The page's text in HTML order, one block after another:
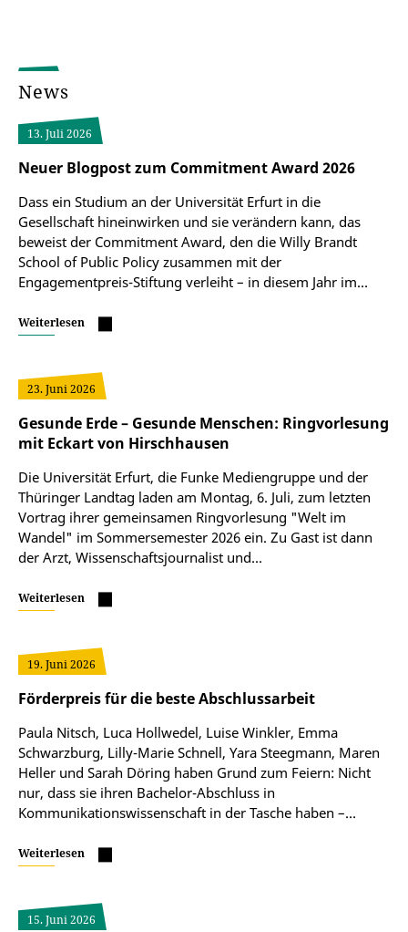
News
13. Juli 2026
Neuer Blogpost zum Commitment Award 2026
Dass ein Studium an der Universität Erfurt in die
Gesellschaft hineinwirken und sie verändern kann, das
beweist der Commitment Award, den die Willy Brandt
School of Public Policy zusammen mit der
Engagementpreis-Stiftung verleiht – in diesem Jahr im…
Weiterlesen
23. Juni 2026
Gesunde Erde – Gesunde Menschen: Ringvorlesung
mit Eckart von Hirschhausen
Die Universität Erfurt, die Funke Mediengruppe und der
Thüringer Landtag laden am Montag, 6. Juli, zum letzten
Vortrag ihrer gemeinsamen Ringvorlesung "Welt im
Wandel" im Sommersemester 2026 ein. Zu Gast ist dann
der Arzt, Wissenschaftsjournalist und…
Weiterlesen
19. Juni 2026
Förderpreis für die beste Abschlussarbeit
Paula Nitsch, Luca Hollwedel, Luise Winkler, Emma
Schwarzburg, Lilly-Marie Schnell, Yara Steegmann, Maren
Heller und Sarah Döring haben Grund zum Feiern: Nicht
nur, dass sie ihren Bachelor-Abschluss in
Kommunikationswissenschaft in der Tasche haben –…
Weiterlesen
15. Juni 2026